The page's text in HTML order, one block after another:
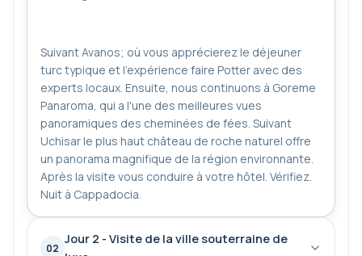
Suivant Avanos; où vous apprécierez le déjeuner
turc typique et l'expérience faire Potter avec des
experts locaux. Ensuite, nous continuons à Goreme
Panaroma, qui a l'une des meilleures vues
panoramiques des cheminées de fées. Suivant
Uchisar le plus haut château de roche naturel offre
un panorama magnifique de la région environnante.
Après la visite vous conduire à votre hôtel. Vérifiez.
Nuit à Cappadocia.
02
Jour 2 - Visite de la ville souterraine de